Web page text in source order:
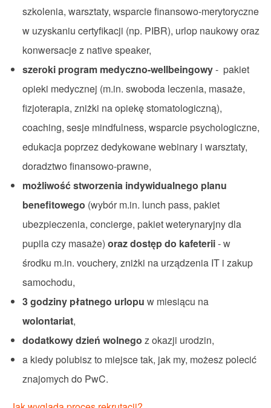
szkolenia, warsztaty, wsparcie finansowo-merytoryczne
w uzyskaniu certyfikacji (np. PIBR), urlop naukowy oraz
konwersacje z native speaker,
szeroki program medyczno-wellbeingowy- pakiet
opieki medycznej (m.in. swoboda leczenia, masaże,
fizjoterapia, zniżki na opiekę stomatologiczną),
coaching, sesje mindfulness, wsparcie psychologiczne,
edukacja poprzez dedykowane webinary i warsztaty,
doradztwo finansowo-prawne,
możliwość stworzenia indywidualnego planu
benefitowego (wybór m.in. lunch pass, pakiet
ubezpieczenia, concierge, pakiet weterynaryjny dla
pupila czy masaże) oraz dostęp do kafeterii- w
środku m.in. vouchery, zniżki na urządzenia IT i zakup
samochodu,
3 godziny płatnego urlopu w miesiącu na
wolontariat,
dodatkowy dzień wolnego z okazji urodzin,
a kiedy polubisz to miejsce tak, jak my, możesz polecić
znajomych do PwC.